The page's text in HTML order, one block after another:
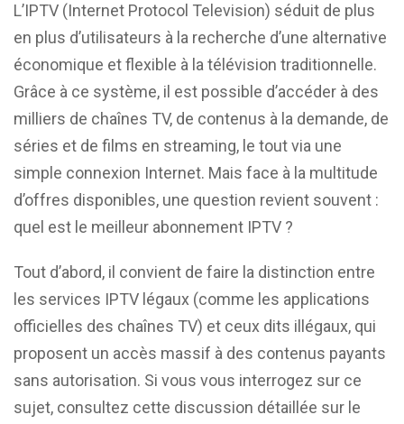
L’IPTV (Internet Protocol Television) séduit de plus
en plus d’utilisateurs à la recherche d’une alternative
économique et flexible à la télévision traditionnelle.
Grâce à ce système, il est possible d’accéder à des
milliers de chaînes TV, de contenus à la demande, de
séries et de films en streaming, le tout via une
simple connexion Internet. Mais face à la multitude
d’offres disponibles, une question revient souvent :
quel est le meilleur abonnement IPTV ?
Tout d’abord, il convient de faire la distinction entre
les services IPTV légaux (comme les applications
officielles des chaînes TV) et ceux dits illégaux, qui
proposent un accès massif à des contenus payants
sans autorisation. Si vous vous interrogez sur ce
sujet, consultez cette discussion détaillée sur le